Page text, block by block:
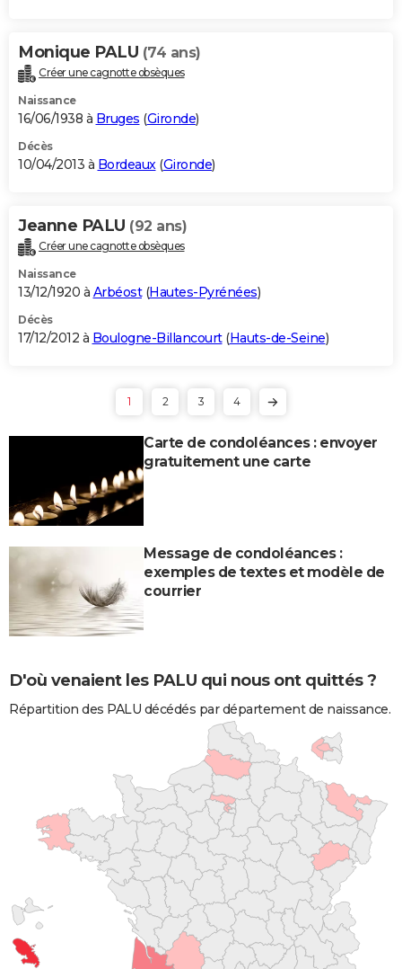
Monique PALU (74 ans)
Créer une cagnotte obsèques
Naissance
16/06/1938 à Bruges (Gironde)
Décès
10/04/2013 à Bordeaux(Gironde)
Jeanne PALU (92 ans)
Créer une cagnotte obsèques
Naissance
13/12/1920 à Arbéost(Hautes-Pyrénées)
Décès
17/12/2012 à Boulogne-Billancourt(Hauts-de-Seine)
1 2 3 4
Carte de condoléances : envoyer
gratuitement une carte
Message de condoléances :
exemples de textes et modèle de
courrier
D'où venaient les PALU qui nous ont quittés ?
Répartition des PALU décédés par département de naissance.